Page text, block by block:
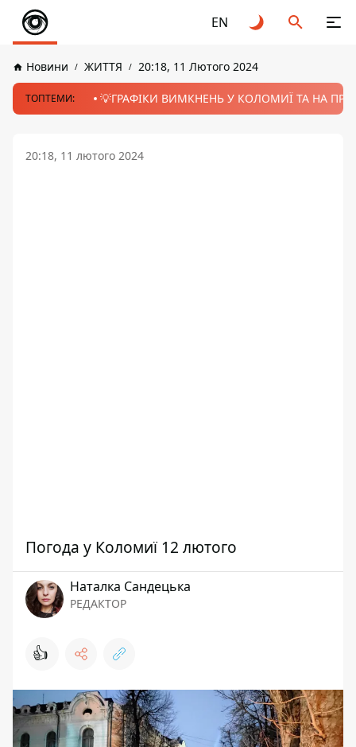
EN
Новини ЖИТТЯ 20:18, 11 Лютого 2024
ТОПТЕМИ: 💡ГРАФІКИ ВИМКНЕНЬ У КОЛОМИЇ ТА НА
20:18, 11 лютого 2024
Погода у Коломиї 12 лютого
Наталка Сандецька
РЕДАКТОР
👍